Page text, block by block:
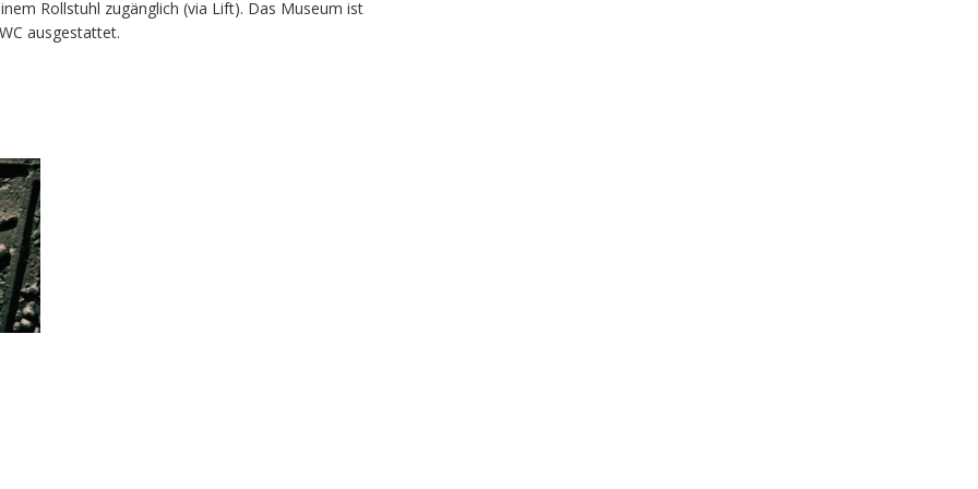
Rollstuhl zugänglich (via Lift). Das Museum ist
ausgestattet.